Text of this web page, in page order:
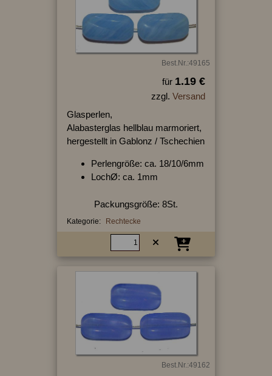
Best.Nr.:49165
für 1.19 €
zzgl. Versand
Glasperlen,
Alabasterglas hellblau marmoriert,
hergestellt in Gablonz / Tschechien
Perlengröße: ca. 18/10/6mm
LochØ: ca. 1mm
Packungsgröße: 8St.
Kategorie: Rechtecke
Best.Nr.:49162